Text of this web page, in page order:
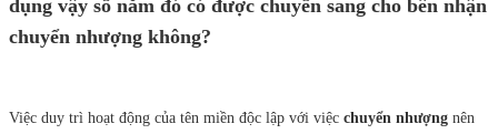
dụng vậy số năm đó có được chuyển sang cho bên nhận
chuyển nhượng không?
Việc duy trì hoạt động của tên miền độc lập với việc chuyển nhượng nên